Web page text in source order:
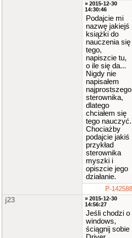
» 2015-12-30
14:30:46
Podajcie mi
nazwę jakiejś
książki do
nauczenia się
tego,
napiszcie tu,
o ile się da...
Nigdy nie
napisałem
najprostszego
sterownika,
dlatego
chciałem się
tego nauczyć.
Chociażby
podajcie jakiś
przykład
sterownika
myszki i
opiszcie jego
działanie.
P-142588
j23
» 2015-12-30
14:56:27
Jeśli chodzi o
windows,
ściągnij sobie